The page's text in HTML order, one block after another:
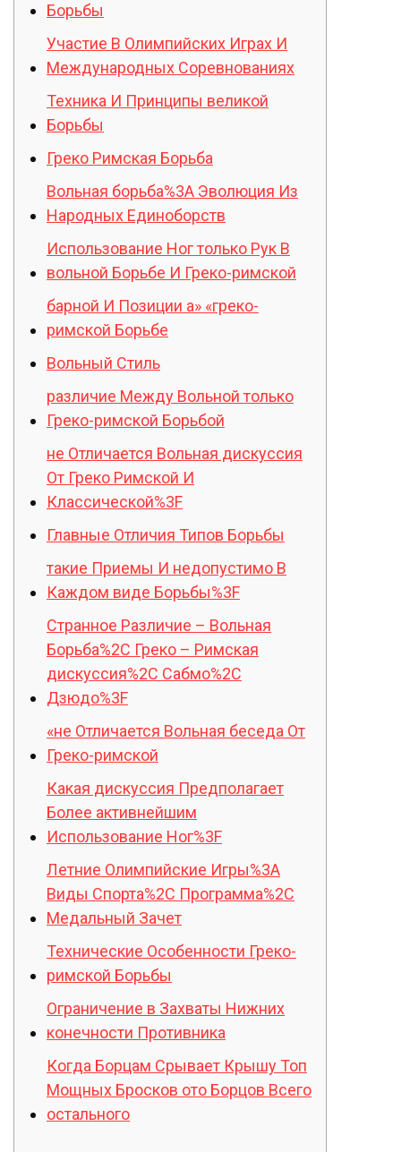
Борьбы
Участие В Олимпийских Играх И
Международных Соревнованиях
Техника И Принципы великой
Борьбы
Греко Римская Борьба
Вольная борьба%3A Эволюция Из
Народных Единоборств
Использование Ног только Рук В
вольной Борьбе И Греко-римской
барной И Позиции а» «греко-
римской Борьбе
Вольный Стиль
различие Между Вольной только
Греко-римской Борьбой
не Отличается Вольная дискуссия
От Греко Римской И
Классической%3F
Главные Отличия Типов Борьбы
такие Приемы И недопустимо В
Каждом виде Борьбы%3F
Странное Различие – Вольная
Борьба%2C Греко – Римская
дискуссия%2C Сабмо%2C
Дзюдо%3F
«не Отличается Вольная беседа От
Греко-римской
Какая дискуссия Предполагает
Более активнейшим
Использование Ног%3F
Летние Олимпийские Игры%3A
Виды Спорта%2C Программа%2C
Медальный Зачет
Технические Особенности Греко-
римской Борьбы
Ограничение в Захваты Нижних
конечности Противника
Когда Борцам Срывает Крышу Топ
Мощных Бросков ото Борцов Всего
остального